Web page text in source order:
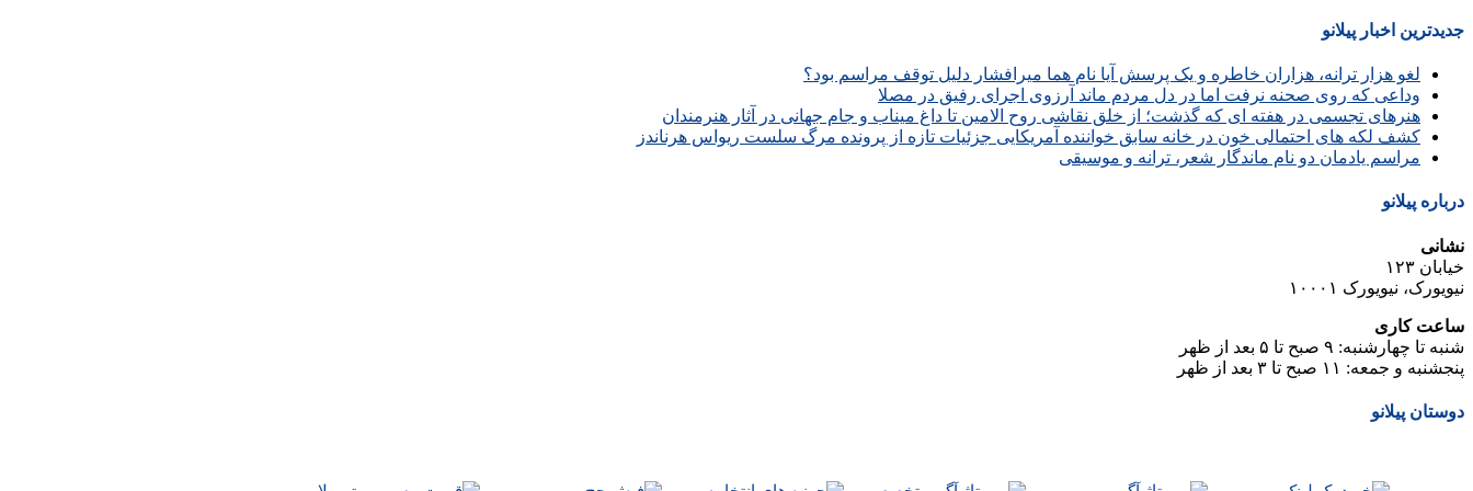
جدیدترین اخبار پیلانو
لغو هزار ترانه، هزاران خاطره و یک پرسش آیا نام هما میرافشار دلیل توقف مراسم بود؟
وداعی که روی صحنه نرفت اما در دل مردم ماند آرزوی اجرای رفیق در مصلا
هنرهای تجسمی در هفته ای که گذشت؛ از خلق نقاشی روح الامین تا داغ میناب و جام جهانی در آثار هنرمندان
کشف لکه های احتمالی خون در خانه سابق خواننده آمریکایی جزئیات تازه از پرونده مرگ سلست ریواس هرناندز
مراسم یادمان دو نام ماندگار شعر، ترانه و موسیقی
درباره پیلانو
نشانی
خیابان ۱۲۳
نیویورک، نیویورک ۱۰۰۰۱
ساعت کاری
شنبه تا چهارشنبه: ۹ صبح تا ۵ بعد از ظهر
پنجشنبه و جمعه: ۱۱ صبح تا ۳ بعد از ظهر
دوستان پیلانو